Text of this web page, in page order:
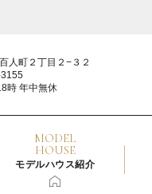
人町２丁目２−３２
時 年中無休
MODEL
HOUSE
モデルハウス紹介